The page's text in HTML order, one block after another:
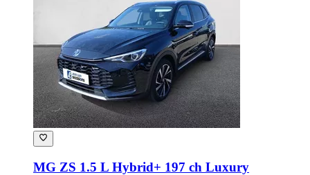
MG ZS 1.5 L Hybrid+ 197 ch Luxury